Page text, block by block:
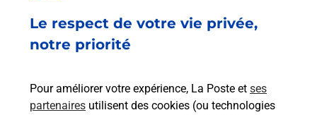
Le respect de votre vie privée,
notre priorité
Pour améliorer votre expérience, La Poste et ses
partenaires utilisent des cookies (ou technologies
Code de la route auto ou moto
(49300) ? Découvrez l'offre proposée par La Poste.